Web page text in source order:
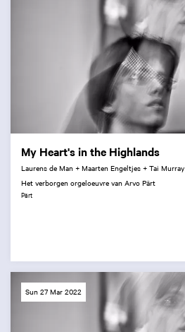
My Heart's in the Highlands
Laurens de Man + Maarten Engeltjes + Tai Murray
Het verborgen orgeloeuvre van Arvo Pärt
Pärt
Sun 27 Mar 2022